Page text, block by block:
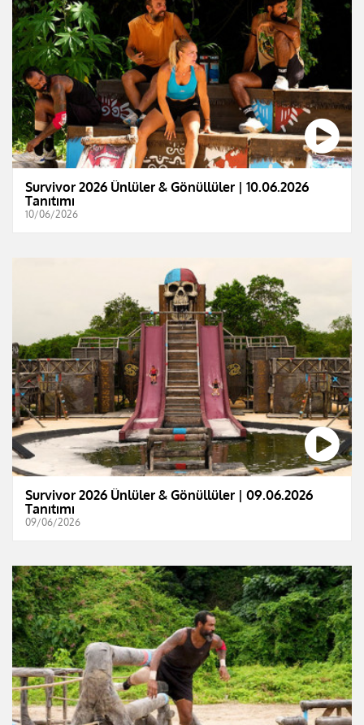
Survivor 2026 Ünlüler & Gönüllüler | 10.06.2026
Tanıtımı
10/06/2026
Survivor 2026 Ünlüler & Gönüllüler | 09.06.2026
Tanıtımı
09/06/2026